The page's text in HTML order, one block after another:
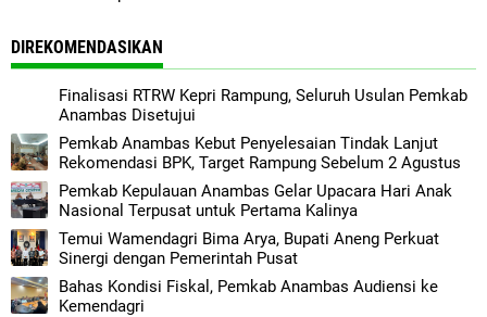
DIREKOMENDASIKAN
Finalisasi RTRW Kepri Rampung, Seluruh Usulan Pemkab
Anambas Disetujui
Pemkab Anambas Kebut Penyelesaian Tindak Lanjut
Rekomendasi BPK, Target Rampung Sebelum 2 Agustus
Pemkab Kepulauan Anambas Gelar Upacara Hari Anak
Nasional Terpusat untuk Pertama Kalinya
Temui Wamendagri Bima Arya, Bupati Aneng Perkuat
Sinergi dengan Pemerintah Pusat
Bahas Kondisi Fiskal, Pemkab Anambas Audiensi ke
Kemendagri